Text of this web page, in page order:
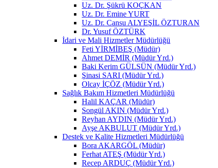
Uz. Dr. Şükrü KOÇKAN
Uz. Dr. Emine YURT
Uz. Dr. Cansu ALYEŞİL ÖZTURAN
Dr. Yusuf ÖZTÜRK
İdari ve Mali Hizmetler Müdürlüğü
Feti YİRMİBEŞ (Müdür)
Ahmet DEMİR (Müdür Yrd.)
Baki Kerim GÜLSÜN (Müdür Yrd.)
Şinasi SARI (Müdür Yrd.)
Olcay İÇÖZ (Müdür Yrd.)
Sağlık Bakım Hizmetleri Müdürlüğü
Halil KAÇAR (Müdür)
Songül AKIN (Müdür Yrd.)
Reyhan AYDIN (Müdür Yrd.)
Ayşe AKBULUT (Müdür Yrd.)
Destek ve Kalite Hizmetleri Müdürlüğü
Bora AKARGÖL (Müdür)
Ferhat ATEŞ (Müdür Yrd.)
Recep ARDUÇ (Müdür Yrd.)